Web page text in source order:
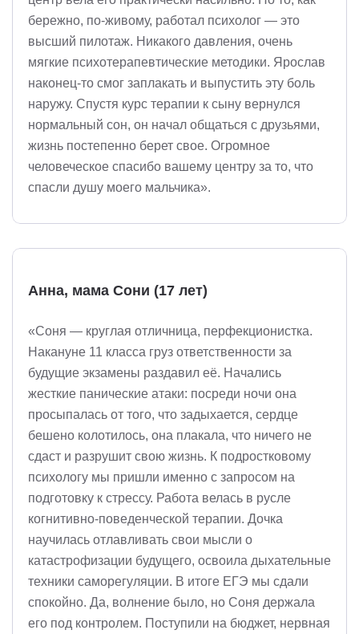
бережно, по-живому, работал психолог — это
высший пилотаж. Никакого давления, очень
мягкие психотерапевтические методики. Ярослав
наконец-то смог заплакать и выпустить эту боль
наружу. Спустя курс терапии к сыну вернулся
нормальный сон, он начал общаться с друзьями,
жизнь постепенно берет свое. Огромное
человеческое спасибо вашему центру за то, что
спасли душу моего мальчика».
Анна, мама Сони (17 лет)
«Соня — круглая отличница, перфекционистка.
Накануне 11 класса груз ответственности за
будущие экзамены раздавил её. Начались
жесткие панические атаки: посреди ночи она
просыпалась от того, что задыхается, сердце
бешено колотилось, она плакала, что ничего не
сдаст и разрушит свою жизнь. К подростковому
психологу мы пришли именно с запросом на
подготовку к стрессу. Работа велась в русле
когнитивно-поведенческой терапии. Дочка
научилась отлавливать свои мысли о
катастрофизации будущего, освоила дыхательные
техники саморегуляции. В итоге ЕГЭ мы сдали
спокойно. Да, волнение было, но Соня держала
его под контролем. Поступили на бюджет, нервная